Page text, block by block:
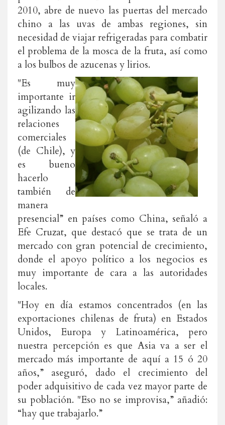
2010, abre de nuevo las puertas del mercado
chino a las uvas de ambas regiones, sin
necesidad de viajar refrigeradas para combatir
el problema de la mosca de la fruta, así como
a los bulbos de azucenas y lirios.
"Es muy
importante ir
agilizando las
relaciones
comerciales
(de Chile), y
es bueno
hacerlo
también de
manera
presencial” en países como China, señaló a
Efe Cruzat, que destacó que se trata de un
mercado con gran potencial de crecimiento,
donde el apoyo político a los negocios es
muy importante de cara a las autoridades
locales.
"Hoy en día estamos concentrados (en las
exportaciones chilenas de fruta) en Estados
Unidos, Europa y Latinoamérica, pero
nuestra percepción es que Asia va a ser el
mercado más importante de aquí a 15 ó 20
años,” aseguró, dado el crecimiento del
poder adquisitivo de cada vez mayor parte de
su población. "Eso no se improvisa,” añadió:
“hay que trabajarlo.”